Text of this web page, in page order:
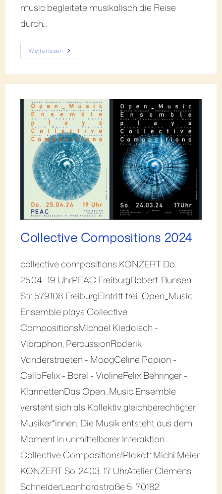
music begleitete musikalisch die Reise
durch…
Weiterlesen
Collective Compositions 2024
collective compositions KONZERT Do.
25.04. 19 UhrPEAC FreiburgRobert-Bunsen
Str. 579108 FreiburgEintritt frei Open_Music
Ensemble plays Collective
CompositionsMichael Kiedaisch -
Vibraphon, PercussionRoderik
Vanderstraeten - MoogCéline Papion -
CelloFelix - Borel - ViolineFelix Behringer -
KlarinettenDas Open_Music Ensemble
versteht sich als Kollektiv gleichberechtigter
Musiker*innen. Die Musik entsteht aus dem
Moment in unmittelbarer Interaktion -
Collective Compositions!Plakat: Michi Meier
KONZERT So. 24.03. 17 UhrAtelier Clemens
SchneiderLeonhardstraße 5 70182